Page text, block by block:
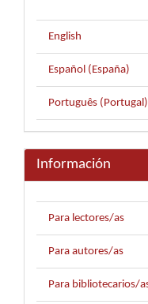
English
Español (España)
Português (Portugal)
Información
Para lectores/as
Para autores/as
Para bibliotecarios/